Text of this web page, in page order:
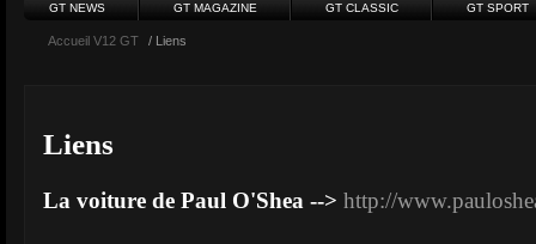
GT NEWS GT MAGAZINE GT CLASSIC GT SPORT
Accueil V12 GT / Liens
Liens
La voiture de Paul O'Shea --> http://